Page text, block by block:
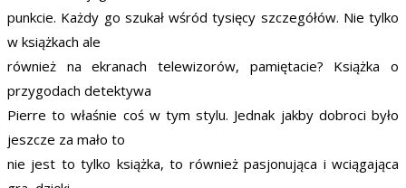
punkcie. Każdy go szukał wśród tysięcy szczegółów. Nie tylko
w książkach ale
również na ekranach telewizorów, pamiętacie? Książka o
przygodach detektywa
Pierre to właśnie coś w tym stylu. Jednak jakby dobroci było
jeszcze za mało to
nie jest to tylko książka, to również pasjonująca i wciągająca